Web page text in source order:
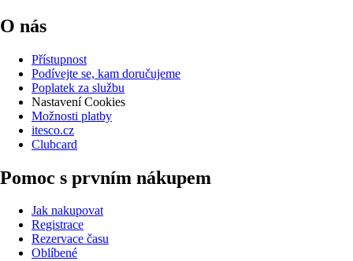
O nás
Přístupnost
Podívejte se, kam doručujeme
Poplatek za službu
Nastavení Cookies
Možnosti platby
itesco.cz
Clubcard
Pomoc s prvním nákupem
Jak nakupovat
Registrace
Rezervace času
Oblíbené